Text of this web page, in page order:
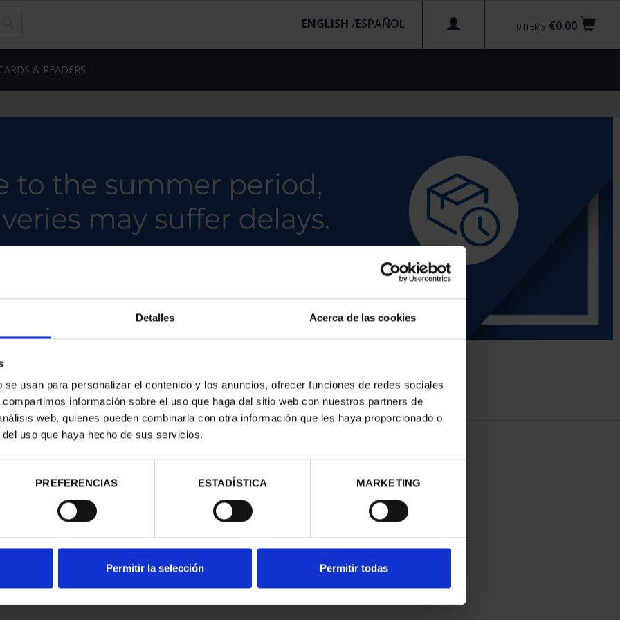
Detalles Acerca de las cookies
usan para personalizar el contenido y los anuncios, ofrecer funciones de redes sociales
información sobre el uso que haga del sitio web con nuestros partners de
web, quienes pueden combinarla con otra información que les haya proporcionado o
uso que haya hecho de sus servicios.
PREFERENCIAS ESTADÍSTICA MARKETING
Permitir la selección Permitir todas
€0.00
0 ITEMS
ENGLISH /
& READERS